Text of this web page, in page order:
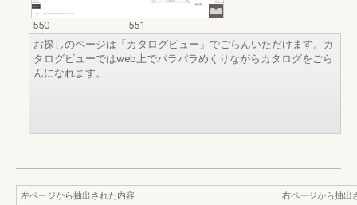
550
551
お探しのページは「カタログビュー」でごらんいただけます。カ
タログビューではweb上でパラパラめくりながらカタログをごら
んになれます。
左ページから抽出された内容
右ページから抽出